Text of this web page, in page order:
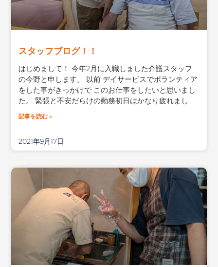
スタッフブログ！！
はじめまして！ 今年2月に入職しました介護スタッフ
の今野と申します。 以前 デイサービスでボランティア
をした事がきっかけで このお仕事をしたいと思いまし
た。 緊張と不安だらけの勤務初日はかなり疲れまし
記事を読む »
2021年9月17日